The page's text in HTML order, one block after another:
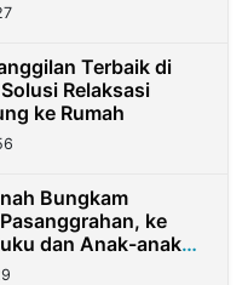
Terbaik di
Relaksasi
ke Rumah
Bungkam
ke
dan Anak-anak